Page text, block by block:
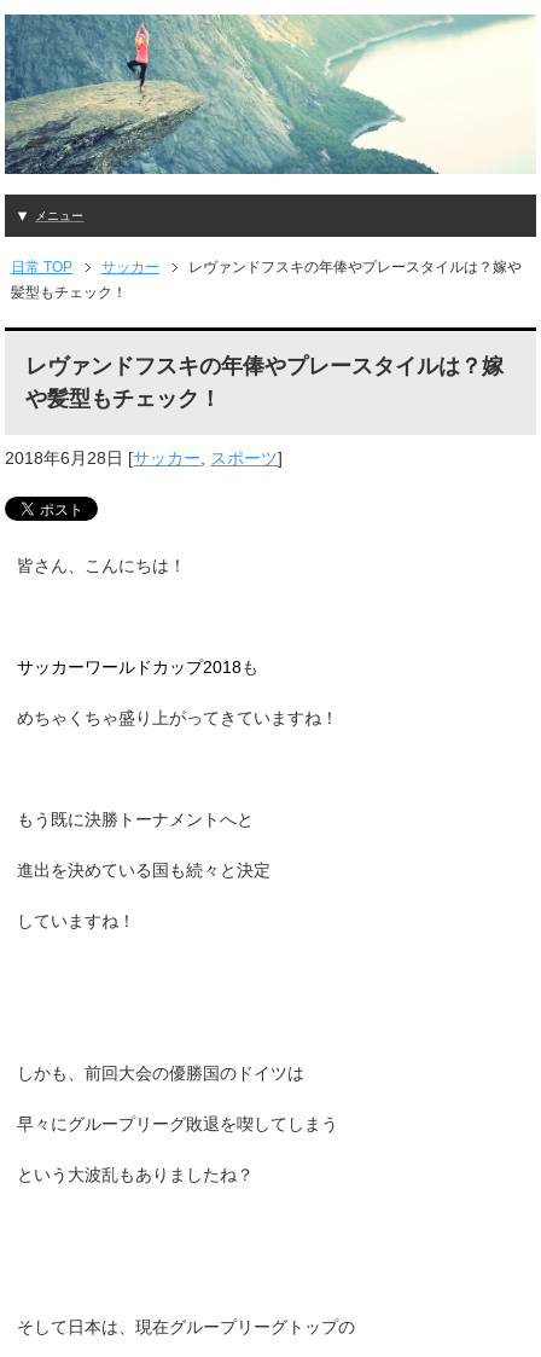
メニュー
日常 TOP サッカー
レヴァンドフスキの年俸やプレースタイルは？嫁や
髪型もチェック！
レヴァンドフスキの年俸やプレースタイルは？嫁
や髪型もチェック！
2018年6月28日 [サッカー スポーツ]
皆さん、こんにちは！
サッカーワールドカップ2018も
めちゃくちゃ盛り上がってきていますね！
もう既に決勝トーナメントへと
進出を決めている国も続々と決定
していますね！
しかも、前回大会の優勝国のドイツは
早々にグループリーグ敗退を喫してしまう
という大波乱もありましたね？
そして日本は、現在グループリーグトップの